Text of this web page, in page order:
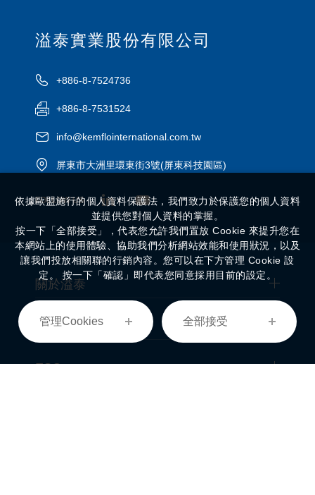
溢泰實業股份有限公司
+886-8-7524736
+886-8-7531524
info@kemflointernational.com.tw
屏東市大洲里環東街3號(屏東科技園區)
FOLLOW US
關於溢泰
經營事業
ESG
依據歐盟施行的個人資料保護法，我們致力於保護您的個人資料
並提供您對個人資料的掌握。
按一下「全部接受」，代表您允許我們置放 Cookie 來提升您在
本網站上的使用體驗、協助我們分析網站效能和使用狀況，以及
讓我們投放相關聯的行銷內容。您可以在下方管理 Cookie 設
定。 按一下「確認」即代表您同意採用目前的設定。
管理Cookies 全部接受